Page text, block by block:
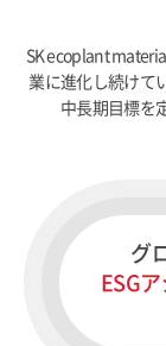
SK ecoplant
業に進化し続けて
中長期目標を
グ
ESG